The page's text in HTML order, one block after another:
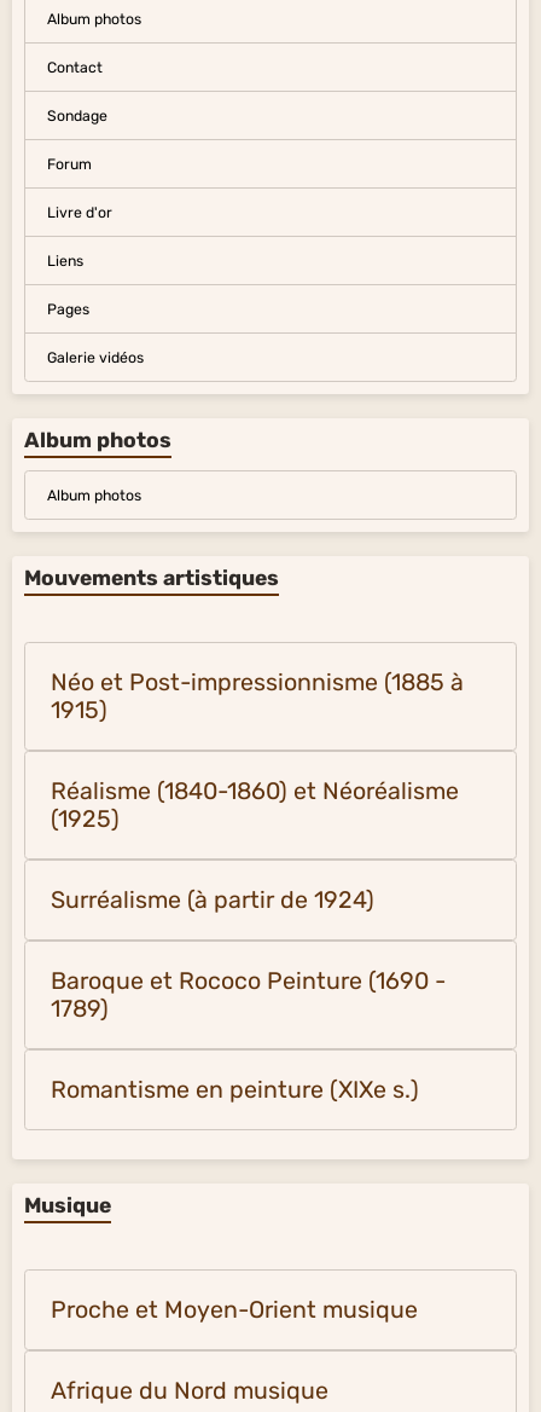
Album photos
Contact
Sondage
Forum
Livre d'or
Liens
Pages
Galerie vidéos
Album photos
Album photos
Mouvements artistiques
Néo et Post-impressionnisme (1885 à
1915)
Réalisme (1840-1860) et Néoréalisme
(1925)
Surréalisme (à partir de 1924)
Baroque et Rococo Peinture (1690 -
1789)
Romantisme en peinture (XIXe s.)
Musique
Proche et Moyen-Orient musique
Afrique du Nord musique